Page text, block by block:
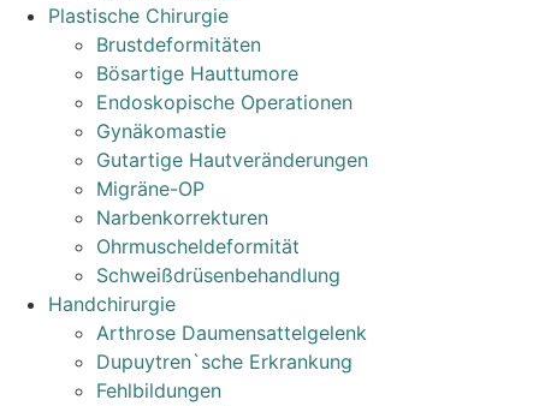
Plastische Chirurgie
Brustdeformitäten
Bösartige Hauttumore
Endoskopische Operationen
Gynäkomastie
Gutartige Hautveränderungen
Migräne-OP
Narbenkorrekturen
Ohrmuscheldeformität
Schweißdrüsenbehandlung
Handchirurgie
Arthrose Daumensattelgelenk
Dupuytren`sche Erkrankung
Fehlbildungen